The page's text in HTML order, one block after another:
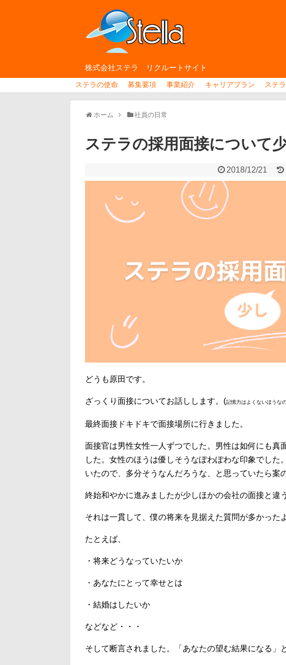
株式会社ステラ リクルートサイト
ステラの使命 募集要項 事業紹介 キャリアプラン ステ
ホーム 社員の日常
ステラの採用面接について
2018/12/21
どうも原田です。
ざっくり面接についてお話しします。(記憶力はよくないほうな
最終面接ドキドキで面接場所に行きました。
面接官は男性女性一人ずつでした。男性は如何にも真
した。女性のほうは優しそうなぽわぽわな印象でした
いたので、多分そうなんだろうな、と思っていたら案
終始和やかに進みましたが少しほかの会社の面接と違
それは一貫して、僕の将来を見据えた質問が多かった
たとえば、
・将来どうなっていたいか
・あなたにとって幸せとは
・結婚はしたいか
などなど・・・
そして断言されました。「あなたの望む結果になる」と